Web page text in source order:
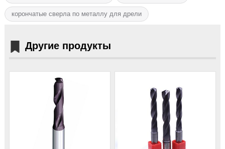
корончатые сверла по металлу для дрели
Другие продукты